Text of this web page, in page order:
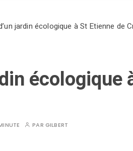
jardin écologique à St Etienne de
écologique
PAR GILBERT